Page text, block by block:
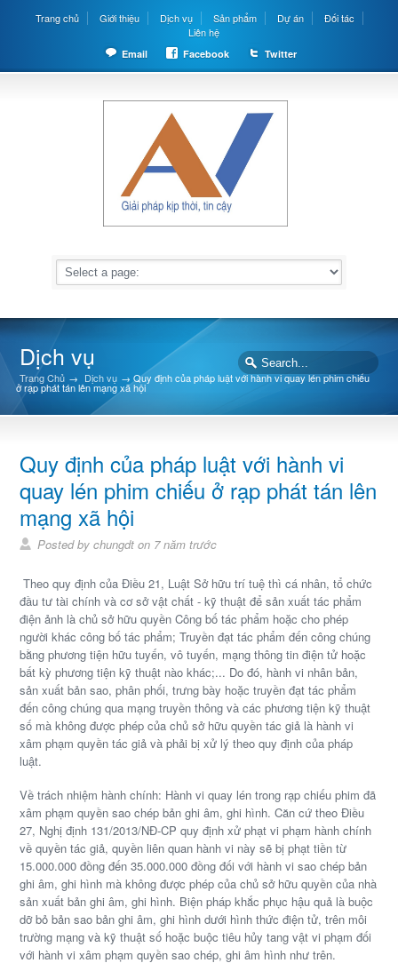
Trang chủ Giới thiệu Dịch vụ Sản phẩm Dự án
Đối tác
Liên hệ
Email Facebook Twitter
Dịch vụ
Trang Chủ → Dịch vụ →Quy định của pháp luật với hành vi quay lén phim chiếu
ở rạp phát tán lên mạng xã hội
Quy định của pháp luật với hành vi
quay lén phim chiếu ở rạp phát tán lên
mạng xã hội
Posted by chungdt on 7 năm trước
Theo quy định của Điều 21, Luật Sở hữu trí tuệ thì cá nhân, tổ chức
đầu tư tài chính và cơ sở vật chất - kỹ thuật để sản xuất tác phẩm
điện ảnh là chủ sở hữu quyền Công bố tác phẩm hoặc cho phép
người khác công bố tác phẩm; Truyền đạt tác phẩm đến công chúng
bằng phương tiện hữu tuyến, vô tuyến, mạng thông tin điện tử hoặc
bất kỳ phương tiện kỹ thuật nào khác;... Do đó, hành vi nhân bản,
sản xuất bản sao, phân phối, trưng bày hoặc truyền đạt tác phẩm
đến công chúng qua mạng truyền thông và các phương tiện kỹ thuật
số mà không được phép của chủ sở hữu quyền tác giả là hành vi
xâm phạm quyền tác giả và phải bị xử lý theo quy định của pháp
luật.
Về trách nhiệm hành chính: Hành vi quay lén trong rạp chiếu phim đã
xâm phạm quyền sao chép bản ghi âm, ghi hình. Căn cứ theo Điều
27, Nghị định 131/2013/NĐ-CP quy định xử phạt vi phạm hành chính
về quyền tác giả, quyền liên quan hành vi này sẽ bị phạt tiền từ
15.000.000 đồng đến 35.000.000 đồng đối với hành vi sao chép bản
ghi âm, ghi hình mà không được phép của chủ sở hữu quyền của nhà
sản xuất bản ghi âm, ghi hình. Biện pháp khắc phục hậu quả là buộc
dỡ bỏ bản sao bản ghi âm, ghi hình dưới hình thức điện tử, trên môi
trường mạng và kỹ thuật số hoặc buộc tiêu hủy tang vật vi phạm đối
với hành vi xâm phạm quyền sao chép, ghi âm hình như trên.